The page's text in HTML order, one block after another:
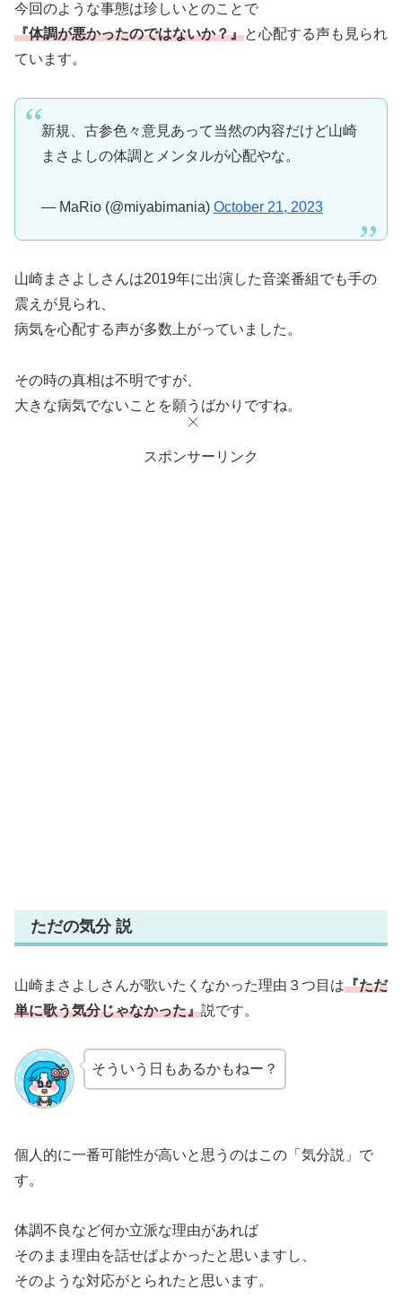
今回のような事態は珍しいとのことで
『体調が悪かったのではないか？』と心配する声も見られ
ています。
新規、古参色々意見あって当然の内容だけど山崎
まさよしの体調とメンタルが心配やな。
— MaRio (@miyabimania) October 21, 2023
山崎まさよしさんは2019年に出演した音楽番組でも手の
震えが見られ、
病気を心配する声が多数上がっていました。
その時の真相は不明ですが、
大きな病気でないことを願うばかりですね。
スポンサーリンク
ただの気分 説
山崎まさよしさんが歌いたくなかった理由３つ目は『ただ
単に歌う気分じゃなかった』説です。
そういう日もあるかもねー？
個人的に一番可能性が高いと思うのはこの「気分説」で
す。
体調不良など何か立派な理由があれば
そのまま理由を話せばよかったと思いますし、
そのような対応がとられたと思います。